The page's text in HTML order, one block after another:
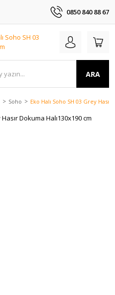
0850 840 88 67
ARA
Soho Eko Halı Soho SH 03 Grey